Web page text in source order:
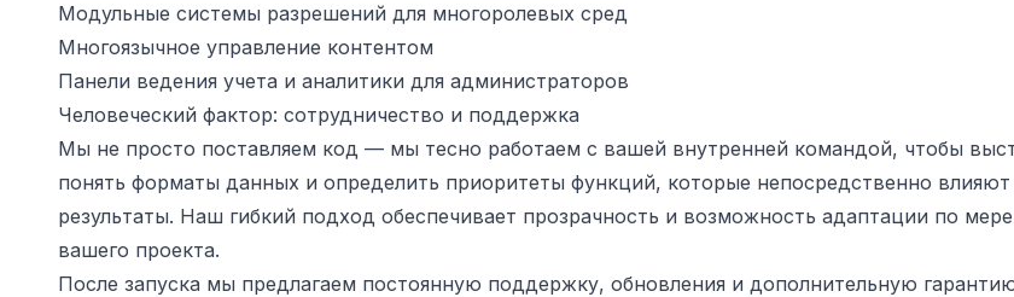
Модульные системы разрешений для многоролевых сред
Многоязычное управление контентом
Панели ведения учета и аналитики для администраторов
Человеческий фактор: сотрудничество и поддержка
Мы не просто поставляем код — мы тесно работаем с вашей внутренней командой, чтобы
понять форматы данных и определить приоритеты функций, которые непосредственно влияют
результаты. Наш гибкий подход обеспечивает прозрачность и возможность адаптации по
вашего проекта.
После запуска мы предлагаем постоянную поддержку, обновления и дополнительную